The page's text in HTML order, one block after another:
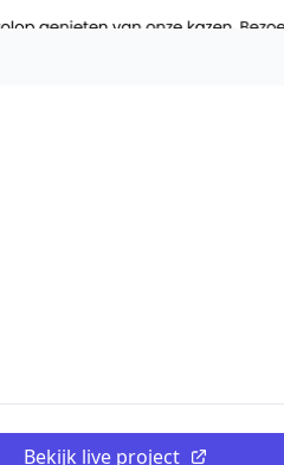
Bekijk live project